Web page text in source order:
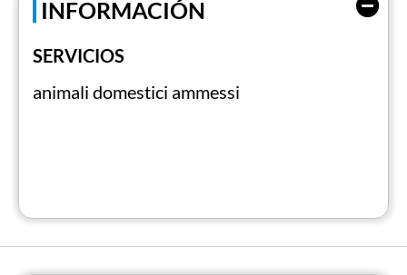
INFORMACIÓN
SERVICIOS
animali domestici ammessi